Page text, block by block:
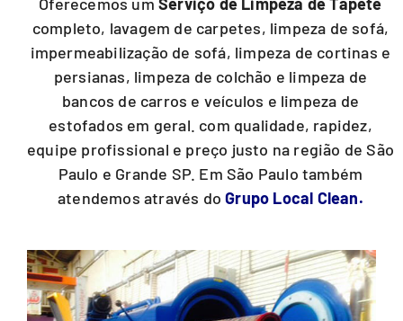
completo, lavagem de carpetes, limpeza de sofá,
impermeabilização de sofá, limpeza de cortinas e
persianas, limpeza de colchão e limpeza de
bancos de carros e veículos e limpeza de
estofados em geral. com qualidade, rapidez,
equipe profissional e preço justo na região de São
Paulo e Grande SP. Em São Paulo também
atendemos através doGrupo Local Clean.